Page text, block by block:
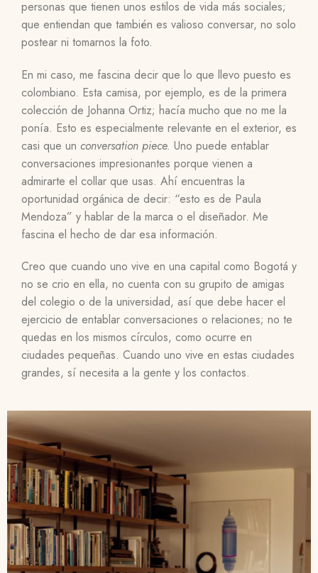
personas que tienen unos estilos de vida más sociales;
que entiendan que también es valioso conversar, no solo
postear ni tomarnos la foto.
En mi caso, me fascina decir que lo que llevo puesto es
colombiano. Esta camisa, por ejemplo, es de la primera
colección de Johanna Ortiz; hacía mucho que no me la
ponía. Esto es especialmente relevante en el exterior, es
casi que un conversation piece. Uno puede entablar
conversaciones impresionantes porque vienen a
admirarte el collar que usas. Ahí encuentras la
oportunidad orgánica de decir: “esto es de Paula
Mendoza” y hablar de la marca o el diseñador. Me
fascina el hecho de dar esa información.
Creo que cuando uno vive en una capital como Bogotá y
no se crio en ella, no cuenta con su grupito de amigas
del colegio o de la universidad, así que debe hacer el
ejercicio de entablar conversaciones o relaciones; no te
quedas en los mismos círculos, como ocurre en
ciudades pequeñas. Cuando uno vive en estas ciudades
grandes, sí necesita a la gente y los contactos.